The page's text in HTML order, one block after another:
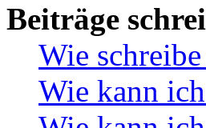
Beiträge
Wie
Wie kann